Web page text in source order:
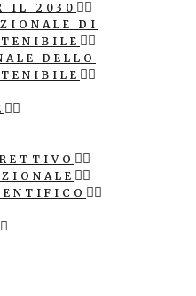
IL 2030
DI
DELLO